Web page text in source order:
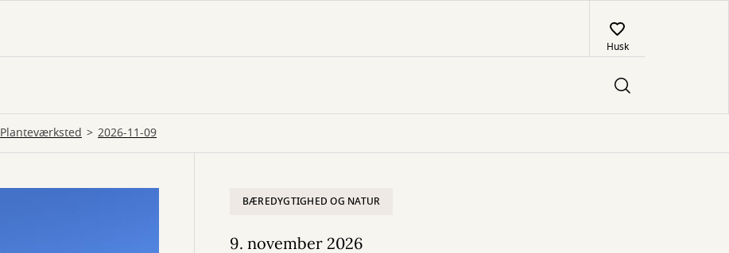
Husk
Planteværksted 2026-11-09
BÆREDYGTIGHED OG NATUR
9. november 2026